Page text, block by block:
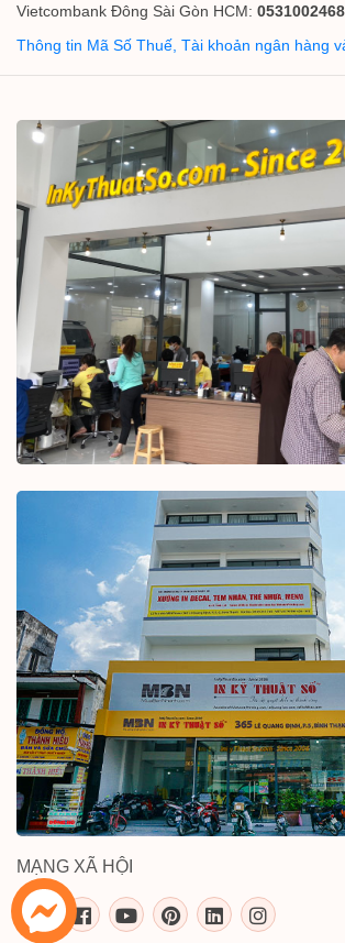
Vietcombank Đông Sài Gòn HCM:
Thông tin Mã Số Thuế, Tài khoản ngân hàng
MẠNG XÃ HỘI